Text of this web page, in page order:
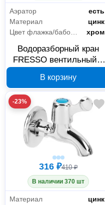
Аэратор
есть
Материал
цинк
хром
Водоразборный кран
FRESSO вентильный с
554-039
В корзину
-23%
316 ₽410 ₽
В наличии 370 шт
Материал
цинк